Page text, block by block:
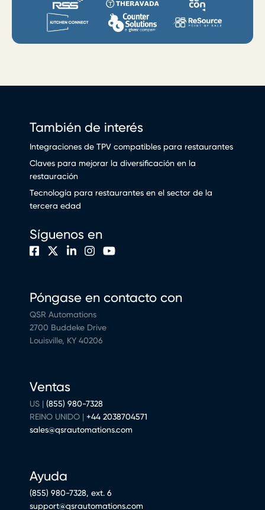
También de interés
Integraciones de TPV compatibles para restaurantes
Claves para mejorar la diversificación en la
restauración
Tecnología para restaurantes en el sector de la
tercera edad
Póngase en contacto con
QSR Automations
2700 Buddeke Drive
Louisville, KY 40206
Ventas
US | (855) 980-7328
REINO UNIDO | +44 2038704571
sales@qsrautomations.com
Ayuda
(855) 980-7328, ext. 6
support@qsrautomations.com
Síguenos en